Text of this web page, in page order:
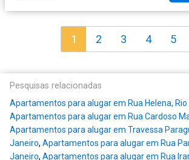
1 2 3 4 5
Pesquisas relacionadas
Apartamentos para alugar em Rua Helena,
Apartamentos para alugar em Rua Cardoso
Apartamentos para alugar em Travessa
Janeiro, Apartamentos para alugar em Rua
Janeiro, Apartamentos para alugar em Rua